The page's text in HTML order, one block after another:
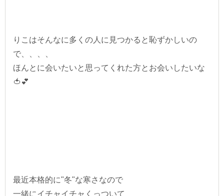
りこはそんなに多くの人に見つかると恥ずかしいの
で、、、、
ほんとに会いたいと思ってくれた方とお会いしたいな
🍅💕
最近本格的に"冬"な寒さなので
一緒にイチャイチャくっついて